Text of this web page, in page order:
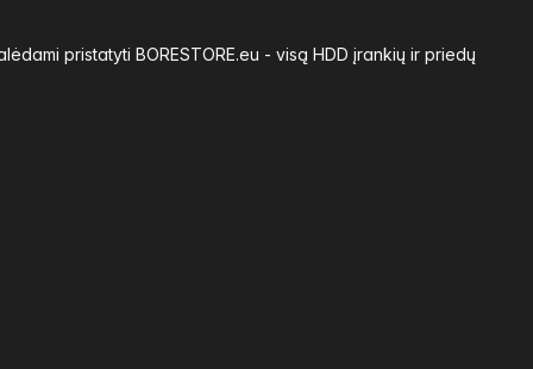
pristatyti BORESTORE.eu - visą HDD įrankių ir priedų